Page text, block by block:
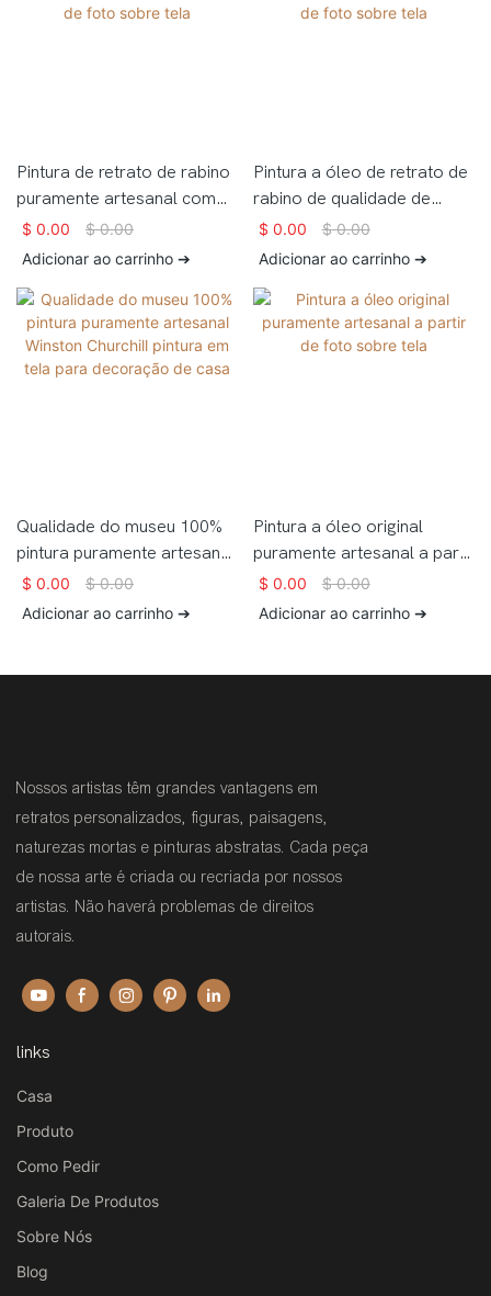
Pintura de retrato de rabino
puramente artesanal com
qualidade de museu a partir
de foto sobre tela
$ 0.00 $0.00
Adicionar ao carrinho ➔
Pintura a óleo de retrato de
rabino de qualidade de
museu puramente artesanal
a partir de foto sobre tela
$ 0.00 $0.00
Adicionar ao carrinho ➔
Qualidade do museu 100%
pintura puramente artesanal
Winston Churchill pintura em
tela para decoração de
$ 0.00 $0.00
Adicionar ao carrinho ➔
Pintura a óleo original
puramente artesanal a partir
de foto sobre tela
$ 0.00 $0.00
Adicionar ao carrinho ➔
Nossos artistas têm grandes vantagens em
retratos personalizados, figuras, paisagens,
naturezas mortas e pinturas abstratas. Cada peça
de nossa arte é criada ou recriada por nossos
artistas. Não haverá problemas de direitos
autorais.
links
Casa
Produto
Como Pedir
Galeria De Produtos
Sobre Nós
Blog